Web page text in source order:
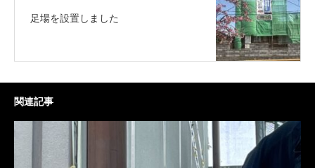
足場を設置しました
関連記事